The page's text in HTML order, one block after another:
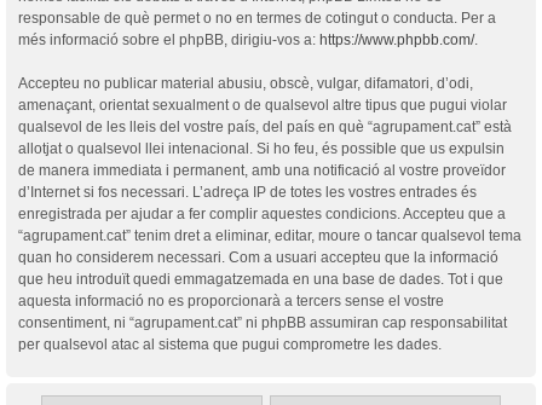
responsable de què permet o no en termes de cotingut o conducta. Per a
més informació sobre el phpBB, dirigiu-vos a: https://www.phpbb.com/.
Accepteu no publicar material abusiu, obscè, vulgar, difamatori, d’odi,
amenaçant, orientat sexualment o de qualsevol altre tipus que pugui violar
qualsevol de les lleis del vostre país, del país en què “agrupament.cat” està
allotjat o qualsevol llei intenacional. Si ho feu, és possible que us expulsin
de manera immediata i permanent, amb una notificació al vostre proveïdor
d’Internet si fos necessari. L’adreça IP de totes les vostres entrades és
enregistrada per ajudar a fer complir aquestes condicions. Accepteu que a
“agrupament.cat” tenim dret a eliminar, editar, moure o tancar qualsevol tema
quan ho considerem necessari. Com a usuari accepteu que la informació
que heu introduït quedi emmagatzemada en una base de dades. Tot i que
aquesta informació no es proporcionarà a tercers sense el vostre
consentiment, ni “agrupament.cat” ni phpBB assumiran cap responsabilitat
per qualsevol atac al sistema que pugui comprometre les dades.